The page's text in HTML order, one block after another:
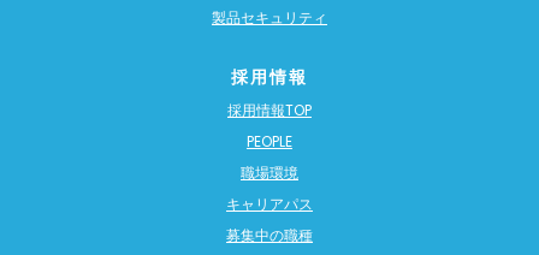
製品セキュリティ
採用情報
採用情報TOP
PEOPLE
職場環境
キャリアパス
募集中の職種